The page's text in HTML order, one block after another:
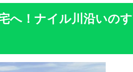
へ！ナイル川沿いの